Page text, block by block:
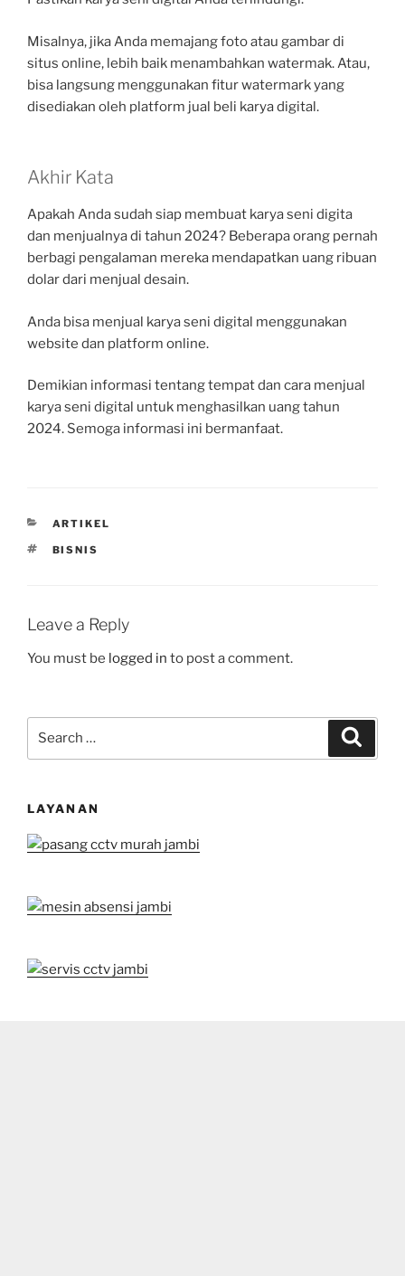
Misalnya, jika Anda memajang foto atau gambar di
situs online, lebih baik menambahkan watermak. Atau,
bisa langsung menggunakan fitur watermark yang
disediakan oleh platform jual beli karya digital.
Akhir Kata
Apakah Anda sudah siap membuat karya seni digita
dan menjualnya di tahun 2024? Beberapa orang pernah
berbagi pengalaman mereka mendapatkan uang ribuan
dolar dari menjual desain.
Anda bisa menjual karya seni digital menggunakan
website dan platform online.
Demikian informasi tentang tempat dan cara menjual
karya seni digital untuk menghasilkan uang tahun
2024. Semoga informasi ini bermanfaat.
CATEGORIES
ARTIKEL
TAGS
BISNIS
Leave a Reply
You must be logged in to post a comment.
LAYANAN